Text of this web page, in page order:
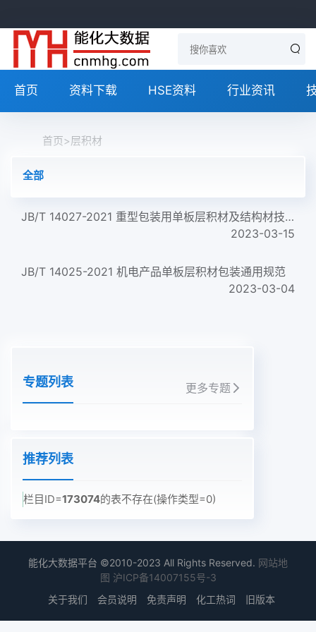
首页 资料下载 HSE资料 行业资讯
首页>层积材
全部
JB/T 14027-2021 重型包装用单板层积材及结构材技术条件
2023-03-15
JB/T 14025-2021 机电产品单板层积材包装通用规范
2023-03-04
专题列表 更多专题
推荐列表
栏目ID=173074的表不存在(操作类型=0)
能化大数据平台 ©2010-2023 All Rights Reserved. 网站地
图 沪ICP备14007155号-3
关于我们
会员说明 免责声明 化工热词 旧版本